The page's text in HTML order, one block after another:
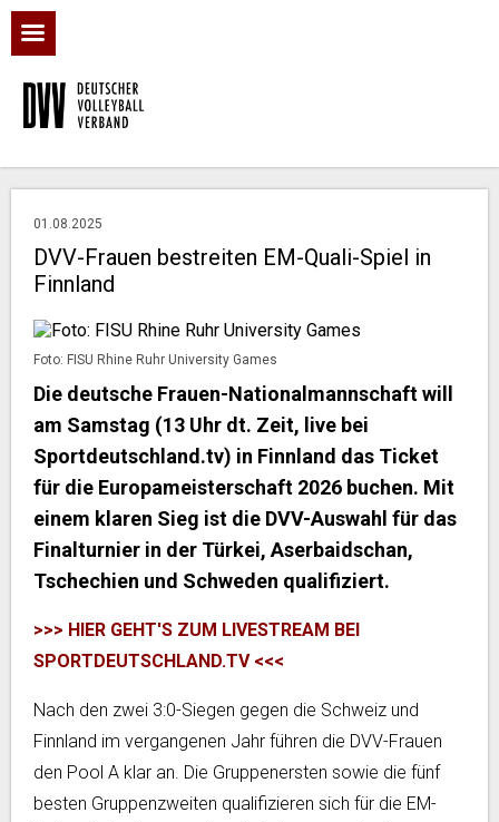
01.08.2025
DVV-Frauen bestreiten EM-Quali-Spiel in
Finnland
Foto: FISU Rhine Ruhr University Games
Die deutsche Frauen-Nationalmannschaft will
am Samstag (13 Uhr dt. Zeit, live bei
Sportdeutschland.tv) in Finnland das Ticket
für die Europameisterschaft 2026 buchen. Mit
einem klaren Sieg ist die DVV-Auswahl für das
Finalturnier in der Türkei, Aserbaidschan,
Tschechien und Schweden qualifiziert.
>>> HIER GEHT'S ZUM LIVESTREAM BEI
SPORTDEUTSCHLAND.TV <<<
Nach den zwei 3:0-Siegen gegen die Schweiz und
Finnland im vergangenen Jahr führen die DVV-Frauen
den Pool A klar an. Die Gruppenersten sowie die fünf
besten Gruppenzweiten qualifizieren sich für die EM-